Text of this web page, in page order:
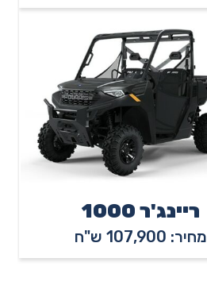
ריינג'ר 1000
מחיר: 107,900 ש"ח